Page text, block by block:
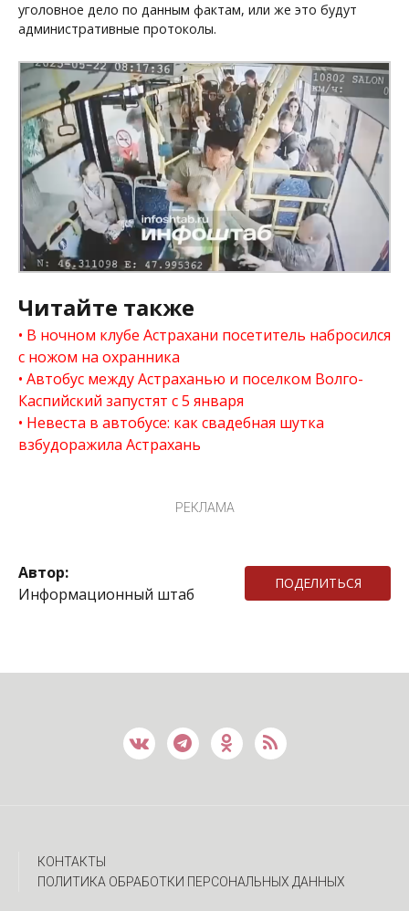
уголовное дело по данным фактам, или же это будут
административные протоколы.
Читайте также
В ночном клубе Астрахани посетитель набросился
с ножом на охранника
Автобус между Астраханью и поселком Волго-
Каспийский запустят с 5 января
Невеста в автобусе: как свадебная шутка
взбудоражила Астрахань
РЕКЛАМА
Автор:
Информационный штаб
ПОДЕЛИТЬСЯ
КОНТАКТЫ
ПОЛИТИКА ОБРАБОТКИ ПЕРСОНАЛЬНЫХ ДАННЫХ